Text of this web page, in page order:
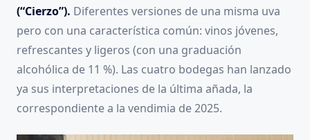
(“Cierzo”). Diferentes versiones de una misma uva
pero con una característica común: vinos jóvenes,
refrescantes y ligeros (con una graduación
alcohólica de 11 %). Las cuatro bodegas han lanzado
ya sus interpretaciones de la última añada, la
correspondiente a la vendimia de 2025.